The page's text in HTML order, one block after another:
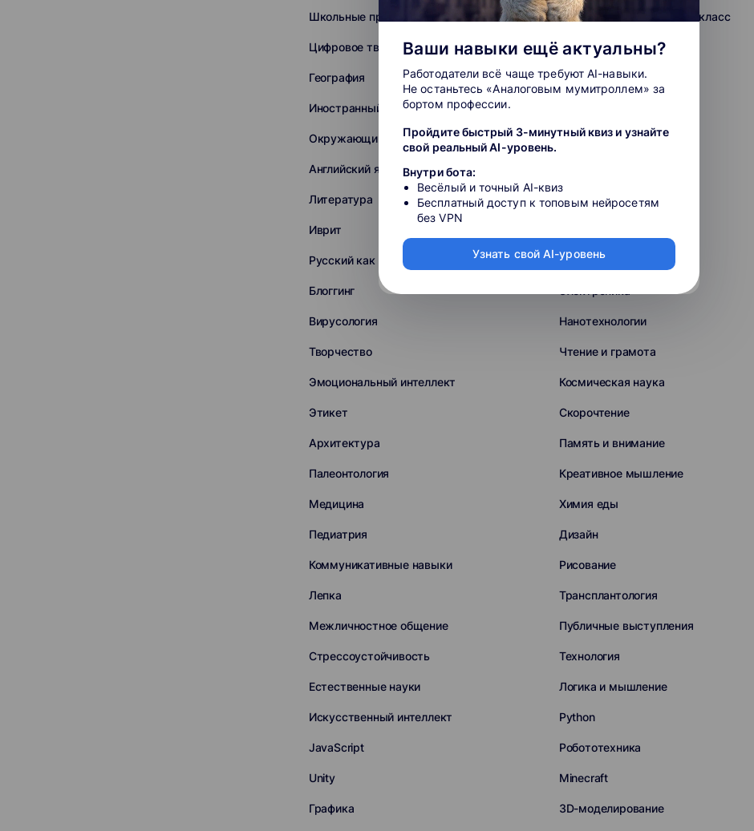
Школьные предметы 5-9 класс Школьные предметы 1-4 класс
Цифровое творчество ВПР 10-11 класс
География Химия
Иностранный язык
Окружающий мир Русский язык
Английский язык
Литература Информатика
Иврит
Русский как иностранный (РКИ) Итальянский язык
Блоггинг
Вирусология Нанотехнологии
Творчество Чтение и грамота
Эмоциональный интеллект Космическая наука
Этикет Скорочтение
Архитектура Память и внимание
Палеонтология Креативное мышление
Медицина Химия еды
Педиатрия Дизайн
Коммуникативные навыки Рисование
Лепка Трансплантология
Межличностное общение Публичные выступления
Стрессоустойчивость Технология
Естественные науки Логика и мышление
Искусственный интеллект Python
JavaScript Робототехника
Unity Minecraft
Графика 3D-моделирование
Ваши навыки ещё актуальны?
Работодатели всё чаще требуют AI-навыки.
Не останьтесь «Аналоговым мумитроллем» за
бортом профессии.
Пройдите быстрый 3-минутный квиз и узнайте
свой реальный AI-уровень.
Внутри бота:
Весёлый и точный AI-квиз
Бесплатный доступ к топовым нейросетям
без VPN
Узнать свой AI-уровень